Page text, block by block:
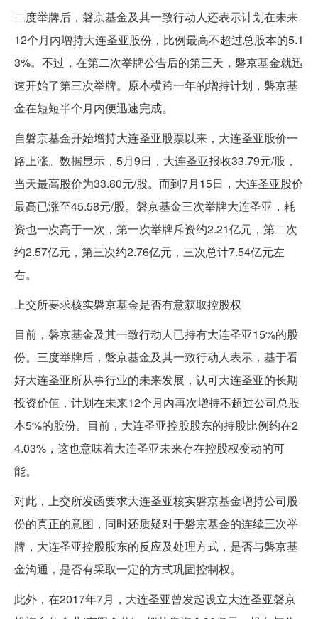
二度举牌后，磐京基金及其一致行动人还表示计划在未来
12个月内增持大连圣亚股份，比例最高不超过总股本的5.1
3%。不过，在第二次举牌公告后的第三天，磐京基金就迅
速开始了第三次举牌。原本横跨一年的增持计划，磐京基
金在短短半个月内便迅速完成。
自磐京基金开始增持大连圣亚股票以来，大连圣亚股价一
路上涨。数据显示，5月9日，大连圣亚报收33.79元/股，
当天最高股价为33.80元/股。而到7月15日，大连圣亚股价
最高已涨至45.58元/股。磐京基金三次举牌大连圣亚，耗
资也一次高于一次，第一次举牌斥资约2.21亿元，第二次
约2.57亿元，第三次约2.76亿元，三次总计7.54亿元左
右。
上交所要求核实磐京基金是否有意获取控股权
目前，磐京基金及其一致行动人已持有大连圣亚15%的股
份。三度举牌后，磐京基金及其一致行动人表示，基于看
好大连圣亚所从事行业的未来发展，认可大连圣亚的长期
投资价值，计划在未来12个月内再次增持不超过公司总股
本5%的股份。目前，大连圣亚控股股东的持股比例约在2
4.03%，这也意味着大连圣亚未来存在控股权变动的可
能。
对此，上交所发函要求大连圣亚核实磐京基金增持公司股
份的真正的意图，同时还质疑对于磐京基金的连续三次举
牌，大连圣亚控股股东的反应及处理方式，是否与磐京基
金沟通，是否有采取一定的方式巩固控制权。
此外，在2017年7月，大连圣亚曾发起设立大连圣亚磐京